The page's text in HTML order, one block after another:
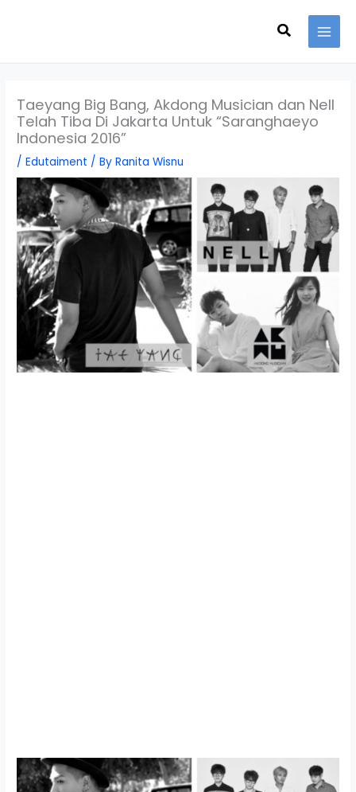
Search
Taeyang Big Bang, Akdong Musician dan Nell
Telah Tiba Di Jakarta Untuk “Saranghaeyo
Indonesia 2016”
/Edutaiment / ByRanita Wisnu